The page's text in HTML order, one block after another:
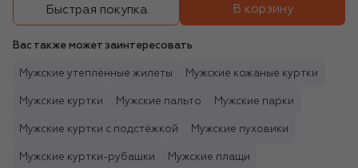
Быстрая покупка В корзину
Вас также может заинтересовать
Мужские утеплённые жилеты Мужские кожаные куртки
Мужские куртки Мужские пальто Мужские парки
Мужские куртки с подстёжкой Мужские пуховики
Мужские куртки-рубашки Мужские плащи